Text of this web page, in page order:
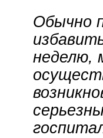
Обычно
неделю,